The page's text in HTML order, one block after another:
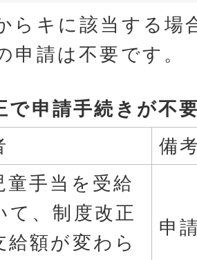
らキに該当する場
申請は不要です。
で申請手続きが不
備
童手当を受給
て、制度改正
給額が変わら
申